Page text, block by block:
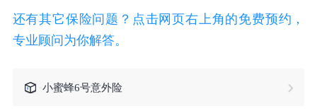
还有其它保险问题？点击网页右上角的免费预约，
专业顾问为你解答。
小蜜蜂6号意外险